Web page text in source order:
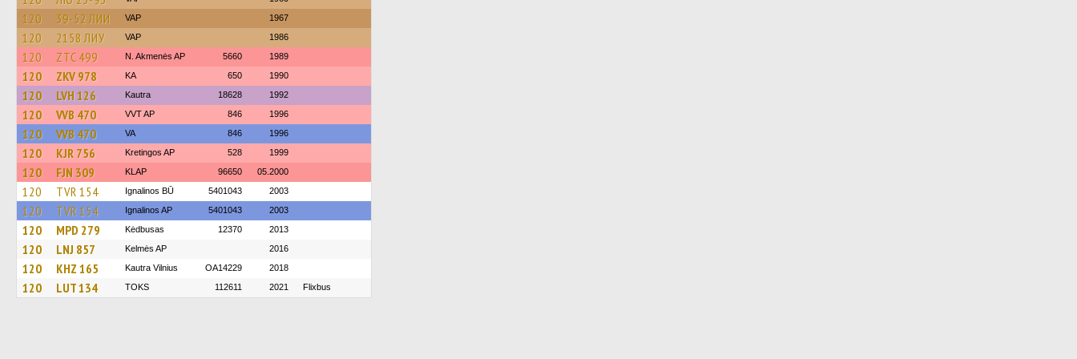
120 39-52 ЛИИ VAP 1967
120 2158 ЛИУ VAP 1986
120 ZTC 499 N. Akmenės AP 5660 1989
120 ZKV 978 KA 650 1990
120 LVH 126 Kautra 18628 1992
120 VVB 470 VVT AP 846 1996
120 VVB 470 VA 846 1996
120 KJR 756 Kretingos AP 528 1999
120 FJN 309 KLAP 96650 05.2000
120 TVR 154 Ignalinos BŪ 5401043 2003
120 TVR 154 Ignalinos AP 5401043 2003
120 MPD 279 Kėdbusas 12370 2013
120 LNJ 857 Kelmės AP 2016
120 KHZ 165 Kautra Vilnius OA14229 2018
120 LUT 134 TOKS 112611 2021 Flixbus